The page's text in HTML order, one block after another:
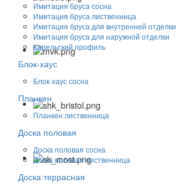
Имитация бруса сосна
Имитация бруса лиственница
Имитация бруса для внутренней отделки
Имитация бруса для наружной отделки
Карельский профиль
Блок-хаус
Блок-хаус сосна
Планкен
Планкен лиственница
Доска половая
Доска половая сосна
Доска половая лиственница
Доска террасная